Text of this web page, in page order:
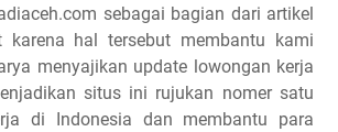
sebagai bagian dari artikel
karena hal tersebut membantu kami
menyajikan update lowongan kerja
situs ini rujukan nomer satu
di Indonesia dan membantu para